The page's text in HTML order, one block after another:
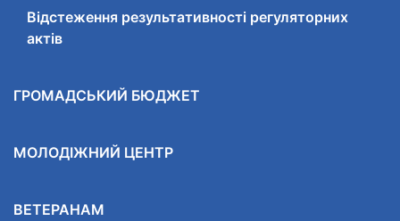
Відстеження результативності регуляторних
актів
ГРОМАДСЬКИЙ БЮДЖЕТ
МОЛОДІЖНИЙ ЦЕНТР
ВЕТЕРАНАМ